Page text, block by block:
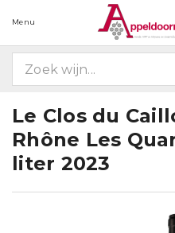
Menu
Le Clos du
Rhône Les
liter 2023